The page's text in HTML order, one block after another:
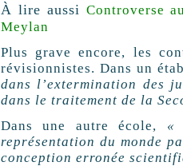
À lire aussi Controverse
Meylan
Plus grave encore, les
révisionnistes. Dans un
dans l’extermination des
dans le traitement de la
Dans une autre école, «
représentation du monde
conception erronée